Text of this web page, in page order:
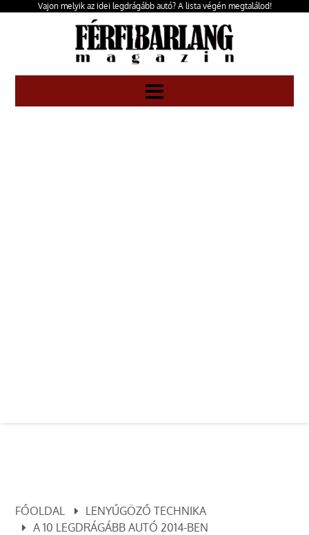
Vajon melyik az idei legdrágább autó? A lista végén megtalálod!
FŐOLDAL
LENYŰGÖZŐ TECHNIKA
A 10 LEGDRÁGÁBB AUTÓ 2014-BEN